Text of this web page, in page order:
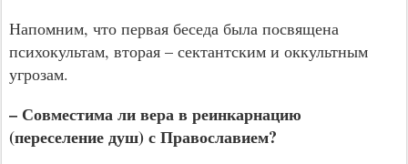
Напомним, что первая беседа была посвящена
психокультам, вторая – сектантским и оккультным
угрозам.
– Совместима ли вера в реинкарнацию
(переселение душ) с Православием?